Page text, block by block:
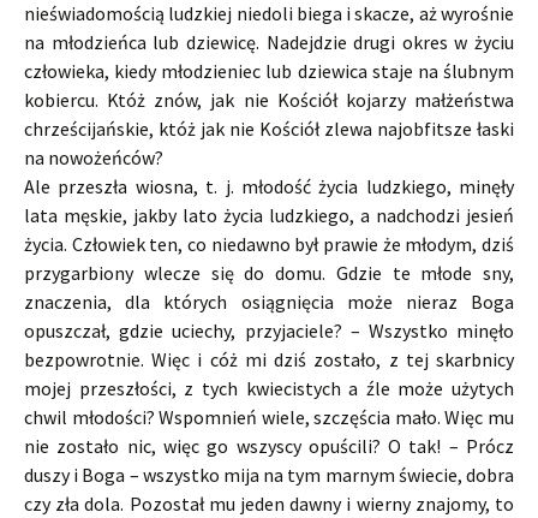
nieświadomością ludzkiej niedoli biega i skacze, aż wyrośnie
na młodzieńca lub dziewicę. Nadejdzie drugi okres w życiu
człowieka, kiedy młodzieniec lub dziewica staje na ślubnym
kobiercu. Któż znów, jak nie Kościół kojarzy małżeństwa
chrześcijańskie, któż jak nie Kościół zlewa najobfitsze łaski
na nowożeńców?
Ale przeszła wiosna, t. j. młodość życia ludzkiego, minęły
lata męskie, jakby lato życia ludzkiego, a nadchodzi jesień
życia. Człowiek ten, co niedawno był prawie że młodym, dziś
przygarbiony wlecze się do domu. Gdzie te młode sny,
znaczenia, dla których osiągnięcia może nieraz Boga
opuszczał, gdzie uciechy, przyjaciele? – Wszystko minęło
bezpowrotnie. Więc i cóż mi dziś zostało, z tej skarbnicy
mojej przeszłości, z tych kwiecistych a źle może użytych
chwil młodości? Wspomnień wiele, szczęścia mało. Więc mu
nie zostało nic, więc go wszyscy opuścili? O tak! – Prócz
duszy i Boga – wszystko mija na tym marnym świecie, dobra
czy zła dola. Pozostał mu jeden dawny i wierny znajomy, to